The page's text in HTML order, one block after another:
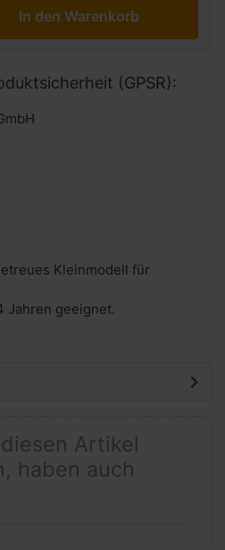
In den Warenkorb
(GPSR):
Kleinmodell für
Jahren geeignet.
Artikel
haben auch